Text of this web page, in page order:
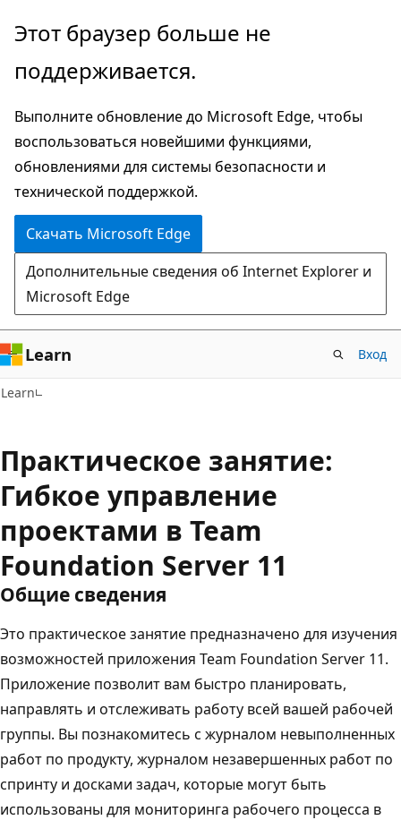
Пропустить
перейти
основному
содержимому
Этот браузер больше не
поддерживается.
Выполните обновление до Microsoft Edge, чтобы
воспользоваться новейшими функциями,
обновлениями для системы безопасности и
технической поддержкой.
Скачать Microsoft Edge
Дополнительные сведения об Internet Explorer и
Microsoft Edge
Learn Вход
Learn
Практическое занятие:
Гибкое управление
проектами в Team
Foundation Server 11
Общие сведения
Это практическое занятие предназначено для изучения
возможностей приложения Team Foundation Server 11.
Приложение позволит вам быстро планировать,
направлять и отслеживать работу всей вашей рабочей
группы. Вы познакомитесь с журналом невыполненных
работ по продукту, журналом незавершенных работ по
спринту и досками задач, которые могут быть
использованы для мониторинга рабочего процесса в